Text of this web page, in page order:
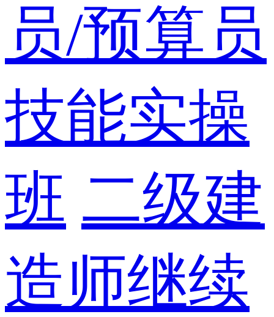
员/预算员
技能实操
班 二级建
造师继续